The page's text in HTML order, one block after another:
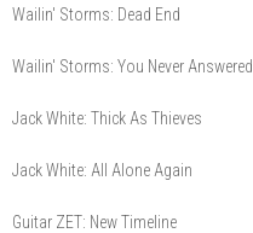
Wailin' Storms: Dead End
Wailin' Storms: You Never Answered
Jack White: Thick As Thieves
Jack White: All Alone Again
Guitar ZET: New Timeline